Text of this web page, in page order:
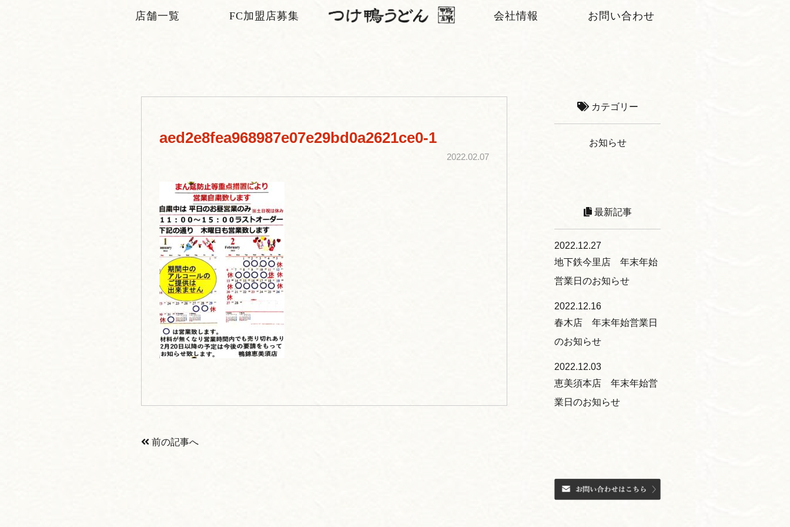
店舗一覧 FC加盟店募集 会社情報 お問い合わせ
aed2e8fea968987e07e29bd0a2621ce0-1
2022.02.07
前の記事へ
カテゴリー
お知らせ
最新記事
2022.12.27
地下鉄今里店 年末年始
営業日のお知らせ
2022.12.16
春木店 年末年始営業日
のお知らせ
2022.12.03
恵美須本店 年末年始営
業日のお知らせ